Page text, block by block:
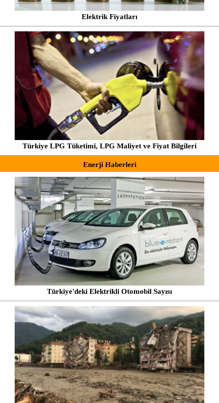
Elektrik Fiyatları
Türkiye LPG Tüketimi, LPG Maliyet ve Fiyat Bilgileri
Enerji Haberleri
Türkiye'deki Elektrikli Otomobil Sayısı